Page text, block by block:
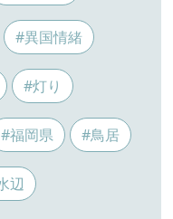
#異国情緒
#灯り
#福岡県 #鳥居
辺